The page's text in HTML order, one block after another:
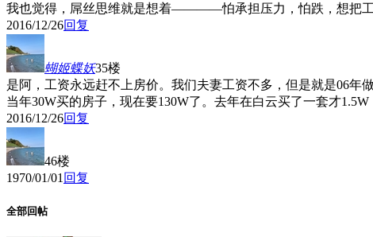
我也觉得，屌丝思维就是想着————怕承担压力，怕跌，想把工
2016/12/26回复
蝴姬蝶妖35楼
是阿，工资永远赶不上房价。我们夫妻工资不多，但是就是06年
当年30W买的房子，现在要130W了。去年在白云买了一套才
2016/12/26回复
46楼
1970/01/01 回复
全部回帖